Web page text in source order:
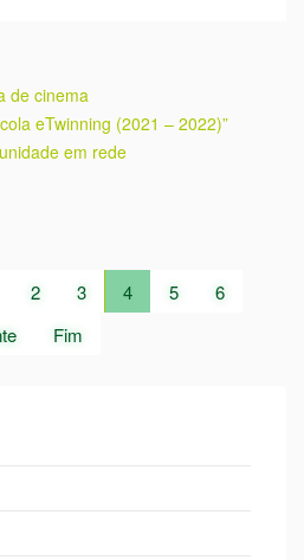
de cinema
eTwinning (2021 – 2022)”
em rede
2 3 4 5
6
Fim